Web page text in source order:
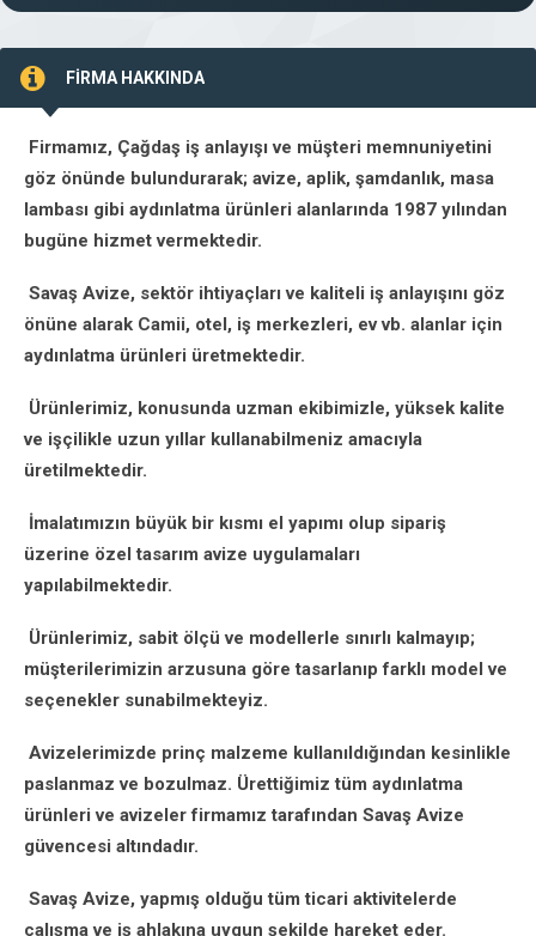
FİRMA HAKKINDA
Firmamız, Çağdaş iş anlayışı ve müşteri memnuniyetini
göz önünde bulundurarak; avize, aplik, şamdanlık, masa
lambası gibi aydınlatma ürünleri alanlarında 1987 yılından
bugüne hizmet vermektedir.
Savaş Avize, sektör ihtiyaçları ve kaliteli iş anlayışını göz
önüne alarak Camii, otel, iş merkezleri, ev vb. alanlar için
aydınlatma ürünleri üretmektedir.
Ürünlerimiz, konusunda uzman ekibimizle, yüksek kalite
ve işçilikle uzun yıllar kullanabilmeniz amacıyla
üretilmektedir.
İmalatımızın büyük bir kısmı el yapımı olup sipariş
üzerine özel tasarım avize uygulamaları
yapılabilmektedir.
Ürünlerimiz, sabit ölçü ve modellerle sınırlı kalmayıp;
müşterilerimizin arzusuna göre tasarlanıp farklı model ve
seçenekler sunabilmekteyiz.
Avizelerimizde prinç malzeme kullanıldığından kesinlikle
paslanmaz ve bozulmaz. Ürettiğimiz tüm aydınlatma
ürünleri ve avizeler firmamız tarafından Savaş Avize
güvencesi altındadır.
Savaş Avize, yapmış olduğu tüm ticari aktivitelerde
çalışma ve iş ahlakına uygun şekilde hareket eder.